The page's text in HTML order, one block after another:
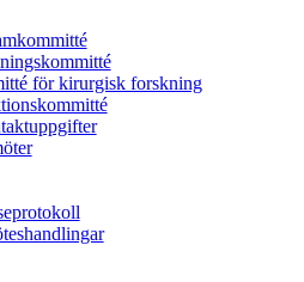
för kirurgisk forskning